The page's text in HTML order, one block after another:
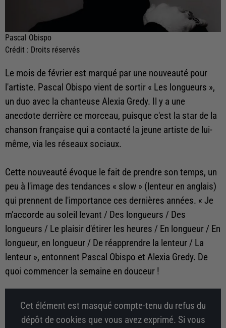
Pascal Obispo
Crédit : Droits réservés
Le mois de février est marqué par une nouveauté pour
l'artiste. Pascal Obispo vient de sortir « Les longueurs »,
un duo avec la chanteuse Alexia Gredy. Il y a une
anecdote derrière ce morceau, puisque c'est la star de la
chanson française qui a contacté la jeune artiste de lui-
même, via les réseaux sociaux.
Cette nouveauté évoque le fait de prendre son temps, un
peu à l'image des tendances « slow » (lenteur en anglais)
qui prennent de l'importance ces dernières années. « Je
m'accorde au soleil levant / Des longueurs / Des
longueurs / Le plaisir d'étirer les heures / En longueur / En
longueur, en longueur / De réapprendre la lenteur / La
lenteur », entonnent Pascal Obispo et Alexia Gredy. De
quoi commencer la semaine en douceur !
Cet élément est masqué compte-tenu du refus du
dépôt de cookies que vous avez exprimé. Si vous